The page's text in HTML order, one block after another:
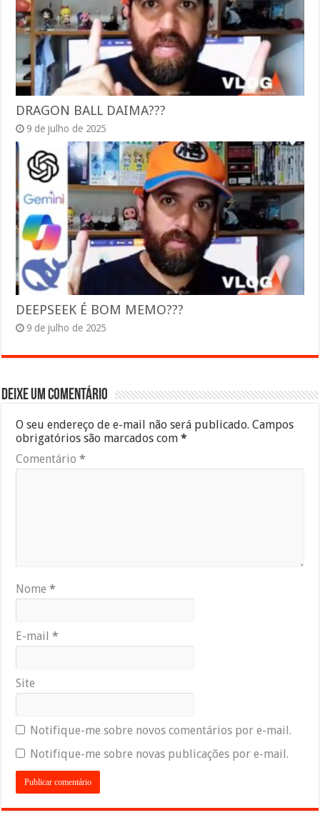
DRAGON BALL DAIMA???
9 de julho de 2025
DEEPSEEK É BOM MEMO???
9 de julho de 2025
Deixe um comentário
O seu endereço de e-mail não será publicado. Campos
obrigatórios são marcados com*
Comentário*
Nome*
E-mail*
Site
Notifique-me sobre novos comentários por e-mail.
Notifique-me sobre novas publicações por e-mail.